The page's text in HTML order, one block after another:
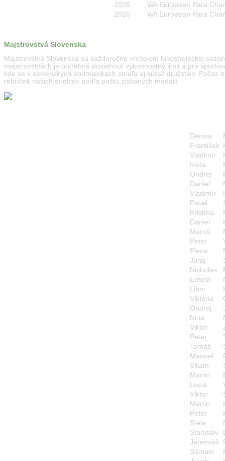
2026
WA European Para
2026
WA European Para
Majstrovstvá Slovenska
Majstrovstvá Slovenska sú každoročne vrcholom lukostreleckej
majstrovstvách je potrebné dosiahnuť výkonnostný limit a pre
kde sa v slovenských podmienkach strieľa aj súťaž družstiev.
rebríček našich strelcov podľa počtu získaných medailí.
Denisa
František
Vladimír
Iveta
Ondrej
Daniel
Vladimír
Pavel
Kristína
Daniel
Maroš
Peter
Elena
Juraj
Nicholas
Ernest
Libor
Viktória
Ondrej
Nina
Viktor
Peter
Tomáš
Manuel
Viliam
Martin
Lucia
Viktor
Martin
Peter
Stela
Stanislav
Jeremiáš
Samuel